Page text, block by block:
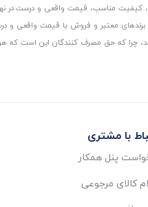
کیفیت مناسب، قیمت واقعی و درست.در
برندهای معتبر و فروش با قیمت
چرا که حق مصرف کنندگان این است که
با مشتری
پنل همکار
کالای مرجوعی